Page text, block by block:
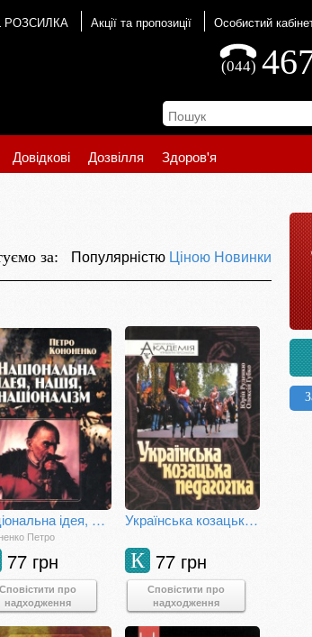
РОЗСИЛКА Акції та пропозиції Особистий
(044)
Довідкові Дозвілля Здоров'я
за: Популярністю Ціною Новинки
Національна ідея, нація, націоналізм
Петро
77 грн
Сповістити про
надходження
Українська козацька педагогіка: витоки, духовні цінності, сучасність
77 грн
К
Сповістити про
надходження